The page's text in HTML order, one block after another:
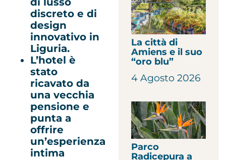
discreto e di
design
innovativo in
Liguria.
L’hotel è
stato
ricavato da
una vecchia
pensione e
punta a
offrire
un’esperienza
intima
La città di
Amiens e il suo
“oro blu”
4 Agosto 2026
Parco
Radicepura a